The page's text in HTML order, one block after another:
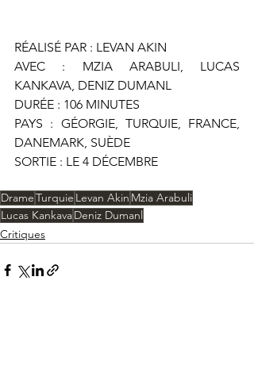
RÉALISÉ PAR : LEVAN AKIN
AVEC : MZIA ARABULI, LUCAS
KANKAVA, DENIZ DUMANL
DURÉE : 106 MINUTES
PAYS : GÉORGIE, TURQUIE, FRANCE,
DANEMARK, SUÈDE
SORTIE : LE 4 DÉCEMBRE
DrameTurquie Levan Akin Mzia Arabuli
Lucas KankavaDeniz Dumanl
Critiques